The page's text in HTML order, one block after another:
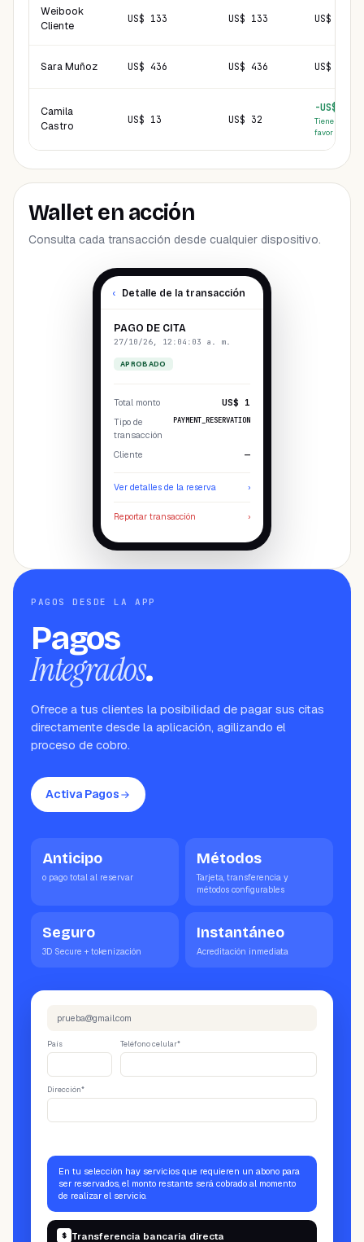
Weibook
Cliente
US$ 133 US$ 133 US$ 0
Sara Muñoz US$ 436 US$ 436 US$ 0
Camila
Castro
US$ 13 US$ 32
-US$ 19
Tiene saldo a
favor
Wallet en acción
Consulta cada transacción desde cualquier dispositivo.
‹ Detalle de la transacción
PAGO DE CITA
27/10/26, 12:04:03 a. m.
APROBADO
Total monto
US$ 1
Tipo de
transacción
PAYMENT_RESERVATION
Cliente —
Ver detalles de la reserva ›
Reportar transacción ›
PAGOS DESDE LA APP
Pagos
Integrados.
Ofrece a tus clientes la posibilidad de pagar sus citas
directamente desde la aplicación, agilizando el
proceso de cobro.
Activa Pagos
Anticipo
o pago total al reservar
Métodos
Tarjeta, transferencia y
métodos configurables
Seguro
3D Secure + tokenización
Instantáneo
Acreditación inmediata
prueba@gmail.com
País Teléfono celular*
Dirección*
En tu selección hay servicios que requieren un abono para
ser reservados, el monto restante será cobrado al momento
de realizar el servicio.
$ Transferencia bancaria directa